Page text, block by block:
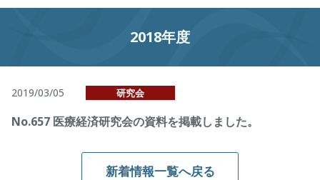
2018年度
2019/03/05 研究会
No.657 医療経済研究会の資料を掲載しました。
新着情報一覧へ戻る